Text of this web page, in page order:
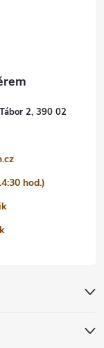
2, 390 02
hod.)